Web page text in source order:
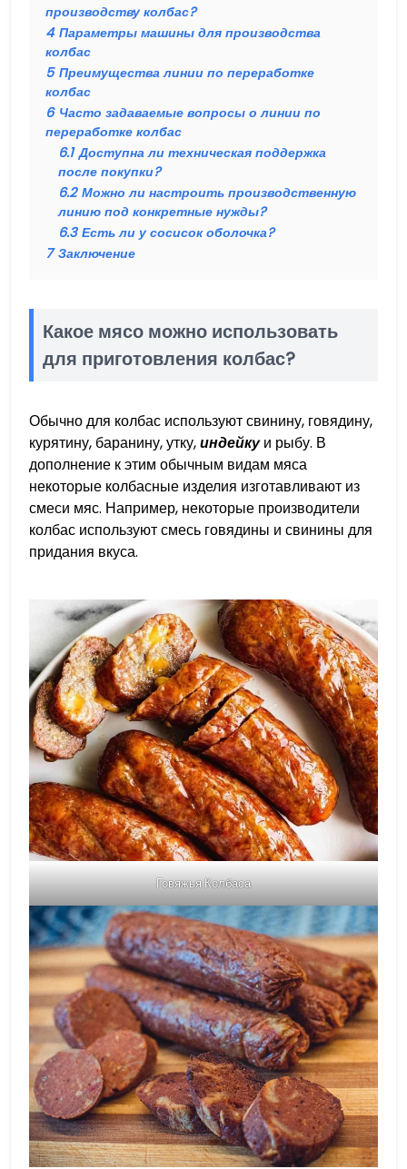
производству колбас?
4 Параметры машины для производства
колбас
5 Преимущества линии по переработке
колбас
6 Часто задаваемые вопросы о линии по
переработке колбас
6.1 Доступна ли техническая поддержка
после покупки?
6.2 Можно ли настроить производственную
линию под конкретные нужды?
6.3 Есть ли у сосисок оболочка?
7 Заключение
Какое мясо можно использовать
для приготовления колбас?
Обычно для колбас используют свинину, говядину,
курятину, баранину, утку,индейкуи рыбу. В
дополнение к этим обычным видам мяса
некоторые колбасные изделия изготавливают из
смеси мяс. Например, некоторые производители
колбас используют смесь говядины и свинины для
придания вкуса.
Говяжья Колбаса